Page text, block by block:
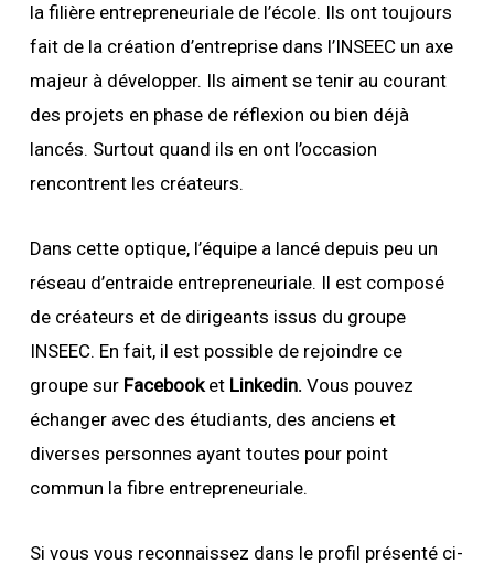
la filière entrepreneuriale de l’école. Ils ont toujours
fait de la création d’entreprise dans l’INSEEC un axe
majeur à développer. Ils aiment se tenir au courant
des projets en phase de réflexion ou bien déjà
lancés. Surtout quand ils en ont l’occasion
rencontrent les créateurs.
Dans cette optique, l’équipe a lancé depuis peu un
réseau d’entraide entrepreneuriale. Il est composé
de créateurs et de dirigeants issus du groupe
INSEEC. En fait, il est possible de rejoindre ce
groupe sur Facebooket Linkedin. Vous pouvez
échanger avec des étudiants, des anciens et
diverses personnes ayant toutes pour point
commun la fibre entrepreneuriale.
Si vous vous reconnaissez dans le profil présenté ci-